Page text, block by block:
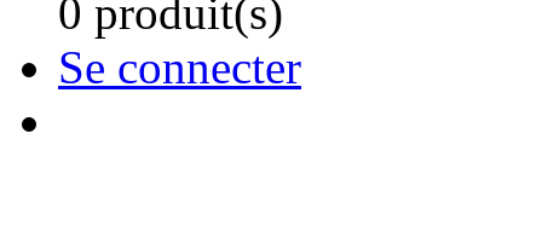
0 produit(s)
Se connecter